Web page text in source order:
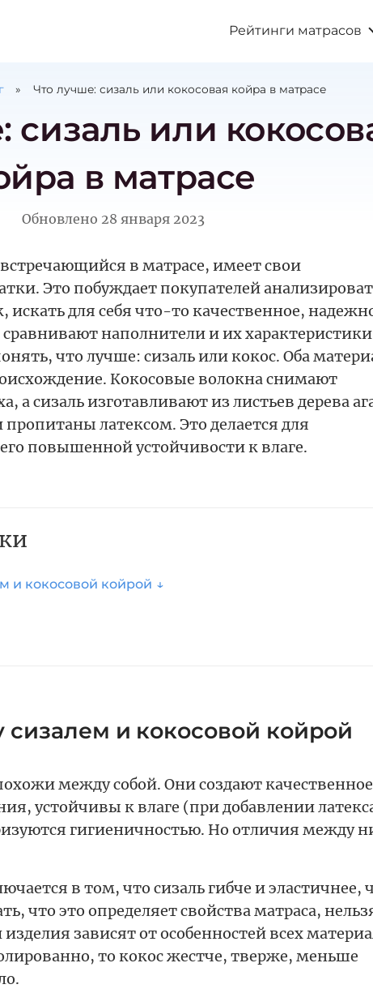
Рейтинги матрасов
Что лучше: сизаль или кокосовая койра в матрасе
сизаль или
в матрасе
Обновлено 28 января 2023
в матрасе, имеет свои
Это побуждает покупателей
искать для себя что-то качественное,
наполнители и их
что лучше: сизаль или кокос. Оба
Кокосовые волокна снимают
а сизаль изготавливают из листьев дерева
латексом. Это делается для
повышенной устойчивости к влаге.
и кокосовой койрой
и кокосовой койрой
между собой. Они создают качественное
устойчивы к влаге (при добавлении
гигиеничностью. Но отличия между
в том, что сизаль гибче и эластичнее,
что это определяет свойства матраса,
зависят от особенностей всех
то кокос жестче, тверже, меньше